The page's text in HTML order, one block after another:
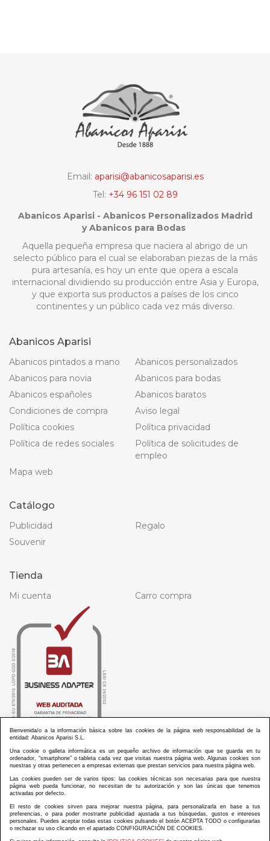
Email: aparisi@abanicosaparisi.es
Tel: +34 96 151 02 89
Abanicos Aparisi - Abanicos Personalizados Madrid
y Abanicos para Bodas
Aquella pequeña empresa que naciera al abrigo de un
selecto público para el cual se elaboraban piezas de la más
pura artesanía, es hoy un ente que opera a escala
internacional dividiendo su producción entre Asia y Europa,
y que exporta sus productos a países de los cinco
continentes y un público cada vez más diverso.
Abanicos Aparisi
Abanicos pintados a mano
Abanicos personalizados
Abanicos para novia
Abanicos para bodas
Abanicos españoles
Abanicos baratos
Condiciones de compra
Aviso legal
Política cookies
Política privacidad
Política de redes sociales
Política de solicitudes de
empleo
Mapa web
Catálogo
Publicidad
Regalo
Souvenir
Tienda
Mi cuenta Carro compra
ABANICOS APARISI S.L. ha recibido por parte de La Generalitat Valenciana, la cantidad de
100.000 € en apoyo al proyecto HISOLV/2021/3933/46 del PLAN EMPRESARIAL “PLAN RESISITIR
ABANICOS APARISI S.L. ha recibido por parte de La Generalitat Valenciana, la cantidad de 7.000
€ en apoyo al proyecto CMARTE/2021/265/46 del PLAN AYUDAS DIRECTAS ARTESANIA “CMARTE”.
Bienvenida/o a la información básica sobre las cookies de la página web responsabilidad de la
entidad: Abanicos Aparisi S.L.
Una cookie o galleta informática es un pequeño archivo de información que se guarda en tu
ordenador, “smartphone” o tableta cada vez que visitas nuestra página web. Algunas cookies son
nuestras y otras pertenecen a empresas externas que prestan servicios para nuestra página web.
Las cookies pueden ser de varios tipos: las cookies técnicas son necesarias para que nuestra
página web pueda funcionar, no necesitan de tu autorización y son las únicas que tenemos
activadas por defecto.
El resto de cookies sirven para mejorar nuestra página, para personalizarla en base a tus
preferencias, o para poder mostrarte publicidad ajustada a tus búsquedas, gustos e intereses
personales. Puedes aceptar todas estas cookies pulsando el botón ACEPTA TODO o configurarlas
o rechazar su uso clicando en el apartado CONFIGURACIÓN DE COOKIES.